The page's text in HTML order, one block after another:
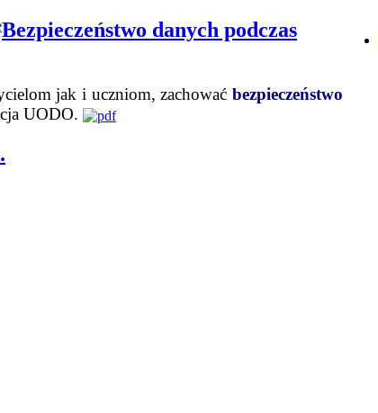
Bezpieczeństwo danych podczas
jak i uczniom, zachować bezpieczeństwo
UODO.